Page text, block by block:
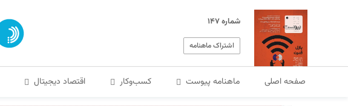
شماره ۱۴۷
اشتراک ماهنامه
صفحه اصلی ماهنامه پیوست کسب‌و‌کار اقتصاد دیجیتال